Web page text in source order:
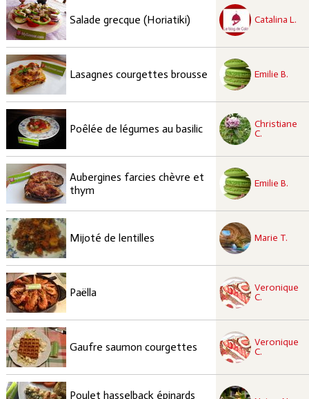
Salade grecque (Horiatiki) Catalina L.
recette à tester
Lasagnes courgettes brousse Emilie B.
recette à tester
Poêlée de légumes au basilic
Christiane
C.
recette à tester
Aubergines farcies chèvre et
thym
Emilie B.
recette à tester
Mijoté de lentilles Marie T.
recette à tester
Paëlla
Veronique
C.
recette à tester
Gaufre saumon courgettes
Veronique
C.
recette à tester
Poulet hasselback épinards
recette à tester